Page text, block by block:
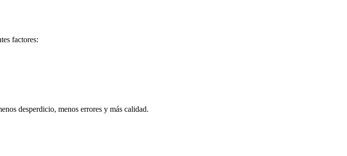
factores:
desperdicio, menos errores y más calidad.